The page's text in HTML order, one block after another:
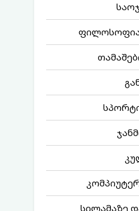
სილამაზე